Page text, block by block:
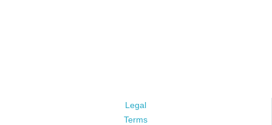
Legal
Terms